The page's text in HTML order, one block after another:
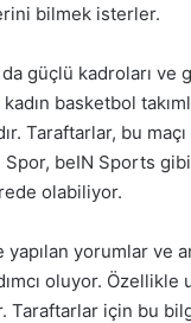
bilmek isterler.
da güçlü kadroları
basketbol
Taraftarlar, bu
beIN Sports gibi
olabiliyor.
yapılan yorumlar ve
oluyor.
Taraftarlar için bu